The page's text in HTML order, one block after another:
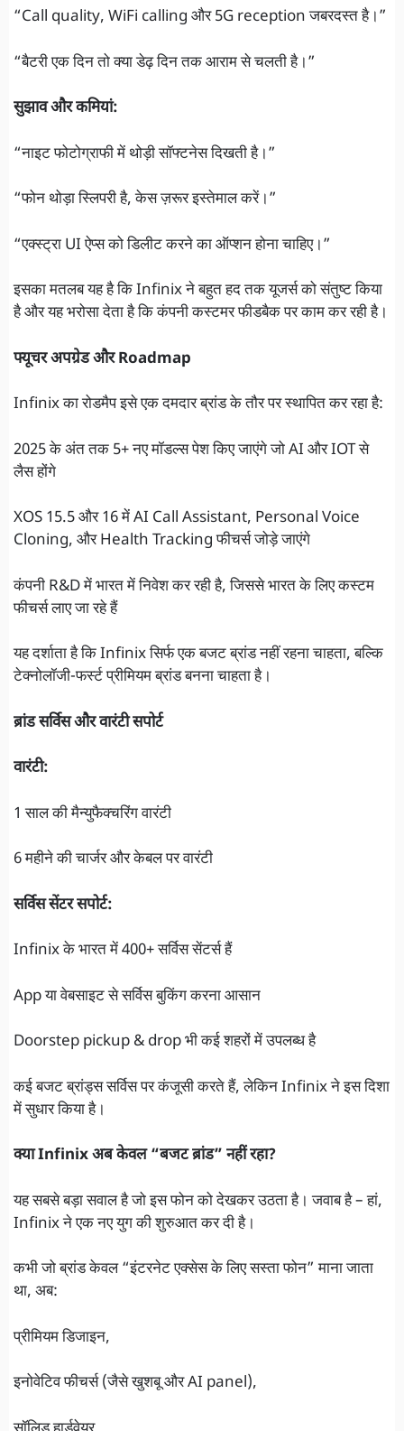
“Call quality, WiFi calling और 5G reception जबरदस्त है।”
“बैटरी एक दिन तो क्या डेढ़ दिन तक आराम से चलती है।”
सुझाव और कमियां:
“नाइट फोटोग्राफी में थोड़ी सॉफ्टनेस दिखती है।”
“फोन थोड़ा स्लिपरी है, केस ज़रूर इस्तेमाल करें।”
“एक्स्ट्रा UI ऐप्स को डिलीट करने का ऑप्शन होना चाहिए।”
इसका मतलब यह है कि Infinix ने बहुत हद तक यूजर्स को संतुष्ट किया
है और यह भरोसा देता है कि कंपनी कस्टमर फीडबैक पर काम कर रही है।
फ्यूचर अपग्रेड और Roadmap
Infinix का रोडमैप इसे एक दमदार ब्रांड के तौर पर स्थापित कर रहा है:
2025 के अंत तक 5+ नए मॉडल्स पेश किए जाएंगे जो AI और IOT से
लैस होंगे
XOS 15.5 और 16 में AI Call Assistant, Personal Voice
Cloning, और Health Tracking फीचर्स जोड़े जाएंगे
कंपनी R&D में भारत में निवेश कर रही है, जिससे भारत के लिए कस्टम
फीचर्स लाए जा रहे हैं
यह दर्शाता है कि Infinix सिर्फ एक बजट ब्रांड नहीं रहना चाहता, बल्कि
टेक्नोलॉजी-फर्स्ट प्रीमियम ब्रांड बनना चाहता है।
ब्रांड सर्विस और वारंटी सपोर्ट
वारंटी:
1 साल की मैन्‍युफैक्चरिंग वारंटी
6 महीने की चार्जर और केबल पर वारंटी
सर्विस सेंटर सपोर्ट:
Infinix के भारत में 400+ सर्विस सेंटर्स हैं
App या वेबसाइट से सर्विस बुकिंग करना आसान
Doorstep pickup & drop भी कई शहरों में उपलब्ध है
कई बजट ब्रांड्स सर्विस पर कंजूसी करते हैं, लेकिन Infinix ने इस दिशा
में सुधार किया है।
क्या Infinix अब केवल “बजट ब्रांड” नहीं रहा?
यह सबसे बड़ा सवाल है जो इस फोन को देखकर उठता है। जवाब है – हां,
Infinix ने एक नए युग की शुरुआत कर दी है।
कभी जो ब्रांड केवल “इंटरनेट एक्सेस के लिए सस्ता फोन” माना जाता
था, अब:
प्रीमियम डिजाइन,
इनोवेटिव फीचर्स (जैसे खुशबू और AI panel),